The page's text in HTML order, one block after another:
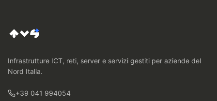
Infrastrutture ICT, reti, server e servizi gestiti per aziende del
Nord Italia.
+39 041 994054